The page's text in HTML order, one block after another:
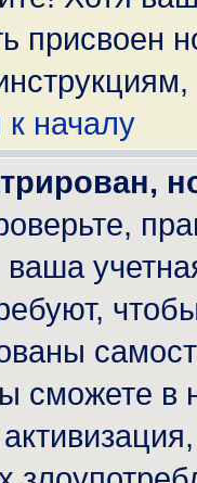
присвоен
к началу
сможете в